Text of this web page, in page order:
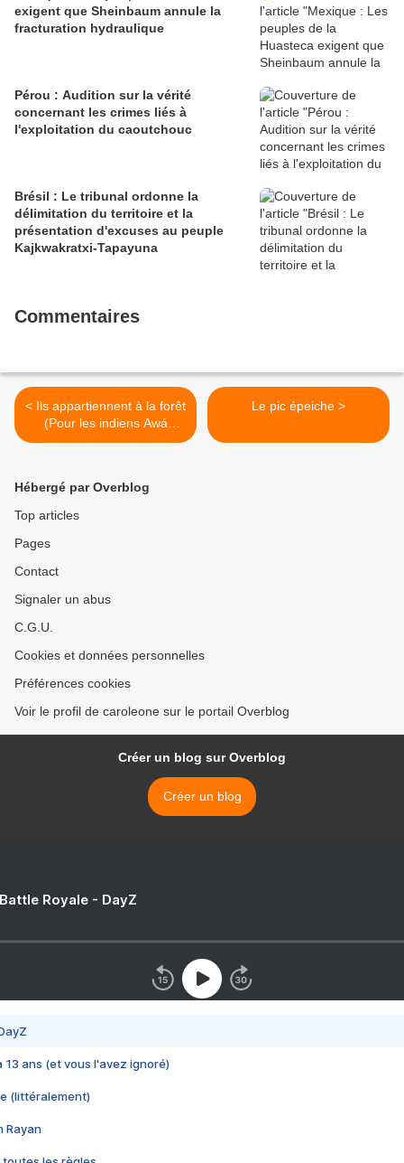
exigent que Sheinbaum annule la
fracturation hydraulique
Pérou : Audition sur la vérité
concernant les crimes liés à
l'exploitation du caoutchouc
Brésil : Le tribunal ordonne la
délimitation du territoire et la
présentation d'excuses au peuple
Kajkwakratxi-Tapayuna
Commentaires
< Ils appartiennent à la forêt
(Pour les indiens Awá
Guajá)
Le pic épeiche >
Hébergé par Overblog
Top articles
Pages
Contact
Signaler un abus
C.G.U.
Cookies et données personnelles
Préférences cookies
Voir le profil de caroleone sur le portail Overblog
Créer un blog sur Overblog
Créer un blog
Royale - DayZ
13 ans (et vous l'avez ignoré)
(littéralement)
Rayan